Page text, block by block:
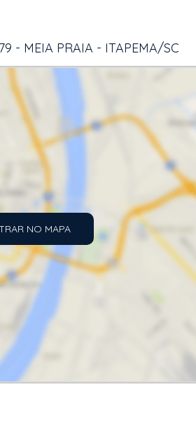
- MEIA PRAIA - ITAPEMA/SC
NO MAPA